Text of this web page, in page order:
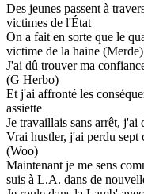
Des jeunes passent à
victimes de l'État
On a fait en sorte que le
victime de la haine (Merde)
J'ai dû trouver ma
(G Herbo)
Et j'ai affronté les
assiette
Je travaillais sans arrêt, j'ai
Vrai hustler, j'ai perdu
(Woo)
Maintenant je me sens
suis à L.A. dans de